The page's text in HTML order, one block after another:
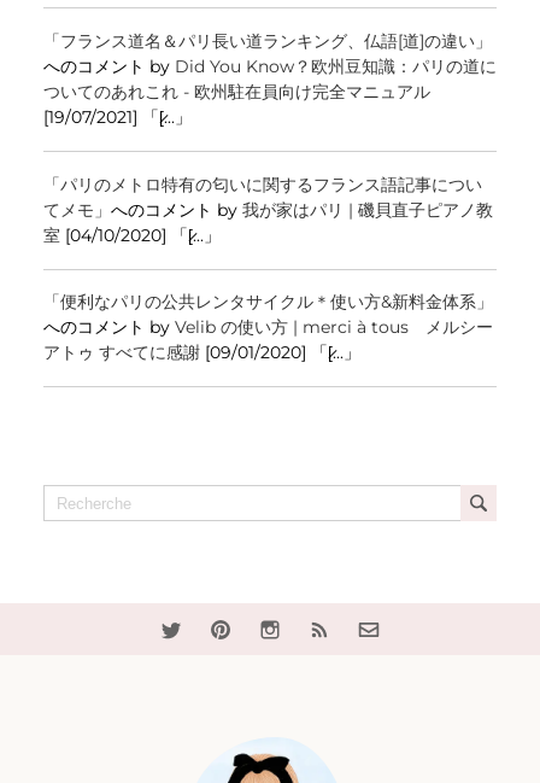
「フランス道名＆パリ長い道ランキング、仏語[道]の違い」
へのコメント by Did You Know？欧州豆知識：パリの道に
ついてのあれこれ - 欧州駐在員向け完全マニュアル
[19/07/2021] 「[̷...」
「パリのメトロ特有の匂いに関するフランス語記事につい
てメモ」 へのコメント by 我が家はパリ | 磯貝直子ピアノ教
室 [04/10/2020] 「[̷...」
「便利なパリの公共レンタサイクル＊使い方&新料金体系」
へのコメント by Velib の使い方 | merci à tous メルシー
アトゥ すべてに感謝[09/01/2020] 「[̷...」